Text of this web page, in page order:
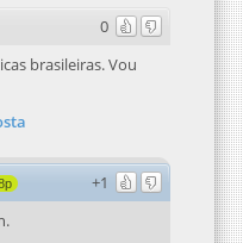
0
brasileiras. Vou
+1